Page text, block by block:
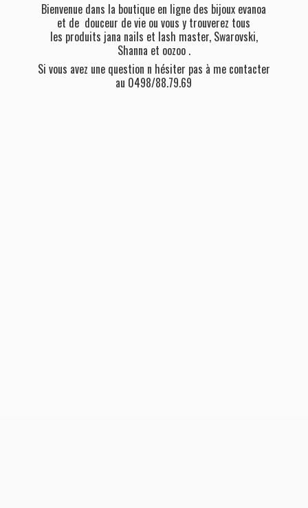
Bienvenue dans la boutique en ligne des bijoux evanoa
et de douceur de vie ou vous y trouverez tous
les produits jana nails et lash master, Swarovski,
Shanna et oozoo .
Si vous avez une question n hésiter pas à me contacter
au 0498/88.79.69